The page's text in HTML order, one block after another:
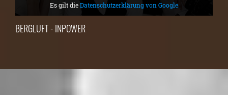
Es gilt dieDatenschutzerklärung von Google
BERGLUFT - INPOWER